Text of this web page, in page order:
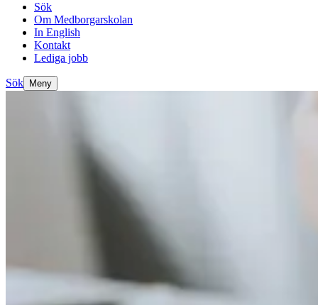
Sök
Om Medborgarskolan
In English
Kontakt
Lediga jobb
Sök Meny